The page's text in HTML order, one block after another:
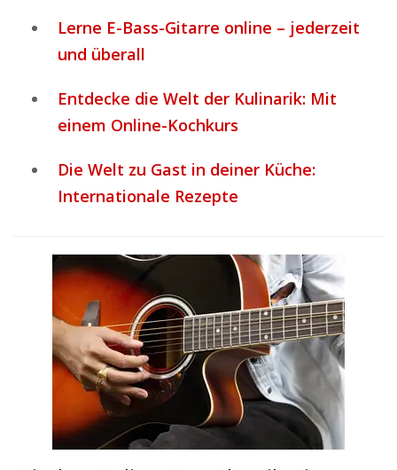
Lerne E-Bass-Gitarre online – jederzeit
und überall
Entdecke die Welt der Kulinarik: Mit
einem Online-Kochkurs
Die Welt zu Gast in deiner Küche:
Internationale Rezepte